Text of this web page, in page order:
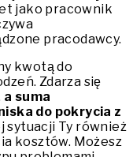
jako pracownik
pracodawcy.
kwotą do
Zdarza się
a suma
do pokrycia z
sytuacji Ty również
kosztów. Możesz